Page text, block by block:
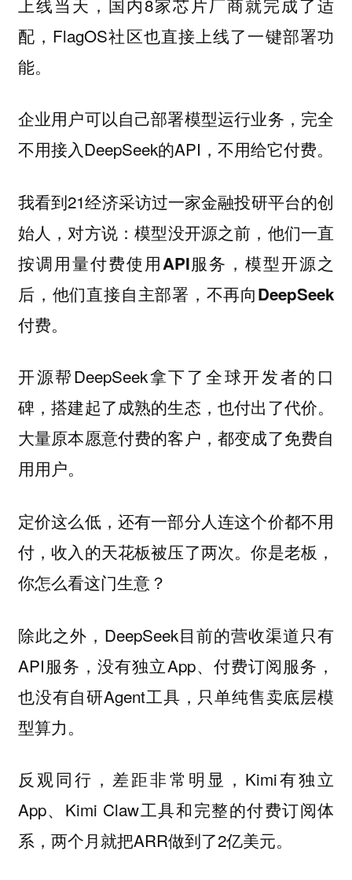
配，FlagOS社区也直接上线了一键部署功
能。
企业用户可以自己部署模型运行业务，完全
不用接入DeepSeek的API，不用给它付费。
我看到21经济采访过一家金融投研平台的创
始人，对方说：模型没开源之前，他们一直
按调用量付费使用API服务，模型开源之
后，他们直接自主部署，不再向DeepSeek
付费。
开源帮DeepSeek拿下了全球开发者的口
碑，搭建起了成熟的生态，也付出了代价。
大量原本愿意付费的客户，都变成了免费自
用用户。
定价这么低，还有一部分人连这个价都不用
付，收入的天花板被压了两次。你是老板，
你怎么看这门生意？
除此之外，DeepSeek目前的营收渠道只有
API服务，没有独立App、付费订阅服务，
也没有自研Agent工具，只单纯售卖底层模
型算力。
反观同行，差距非常明显，Kimi有独立
App、Kimi Claw工具和完整的付费订阅体
系，两个月就把ARR做到了2亿美元。